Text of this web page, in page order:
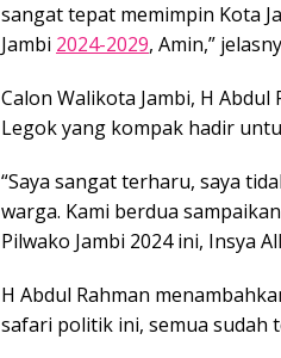
sangat tepat memimpin Kota
Jambi 2024-2029, Amin,”
Calon Walikota Jambi, H
Legok yang kompak hadir
“Saya sangat terharu, saya
warga. Kami berdua
Pilwako Jambi 2024 ini, Insya
H Abdul Rahman
safari politik ini, semua sudah